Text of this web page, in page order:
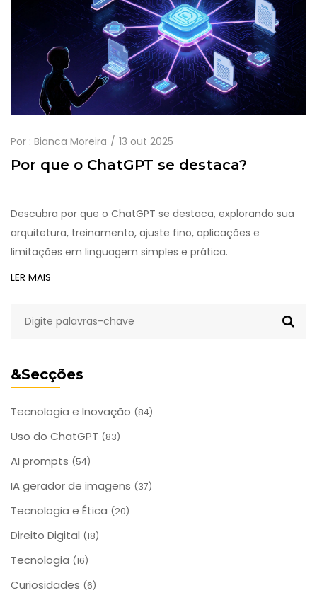
&Secções
Tecnologia e Inovação (84)
Uso do ChatGPT (83)
AI prompts (54)
IA gerador de imagens (37)
Tecnologia e Ética (20)
Direito Digital (18)
Tecnologia (16)
Curiosidades (6)
Por : Bianca Moreira 13 out 2025
Por que o ChatGPT se destaca?
Descubra por que o ChatGPT se destaca, explorando sua
arquitetura, treinamento, ajuste fino, aplicações e
limitações em linguagem simples e prática.
LER MAIS